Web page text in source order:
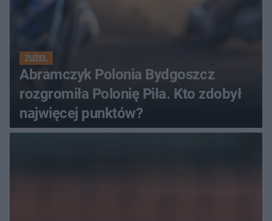
ŻUŻEL
Abramczyk Polonia Bydgoszcz
rozgromiła Polonię Piła. Kto zdobył
najwięcej punktów?